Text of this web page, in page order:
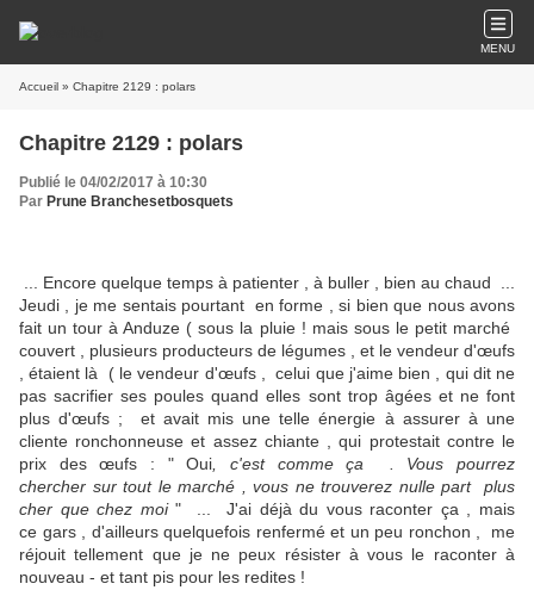
MENU
Accueil » Chapitre 2129 : polars
Chapitre 2129 : polars
Publié le 04/02/2017 à 10:30
Par Prune Branchesetbosquets
... Encore quelque temps à patienter , à buller , bien au chaud ...
Jeudi , je me sentais pourtant en forme , si bien que nous avons
fait un tour à Anduze ( sous la pluie ! mais sous le petit marché
couvert , plusieurs producteurs de légumes , et le vendeur d'œufs
, étaient là ( le vendeur d'œufs , celui que j'aime bien , qui dit ne
pas sacrifier ses poules quand elles sont trop âgées et ne font
plus d'œufs ; et avait mis une telle énergie à assurer à une
cliente ronchonneuse et assez chiante , qui protestait contre le
prix des œufs : " Oui , c'est comme ça . Vous pourrez
chercher sur tout le marché , vous ne trouverez nulle part plus
cher que chez moi" ... J'ai déjà du vous raconter ça , mais
ce gars , d'ailleurs quelquefois renfermé et un peu ronchon , me
réjouit tellement que je ne peux résister à vous le raconter à
nouveau - et tant pis pour les redites !